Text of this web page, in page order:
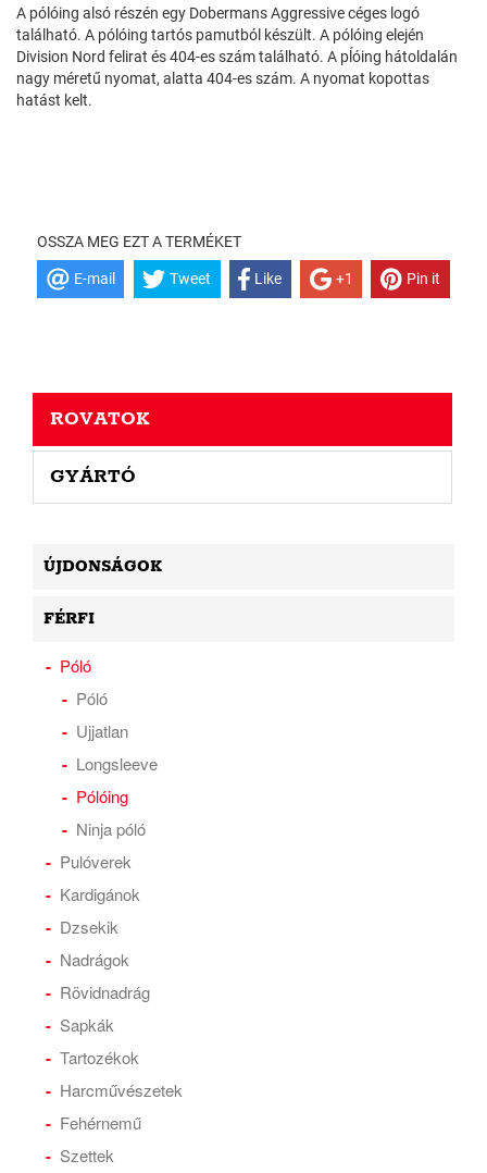
A pólóing alsó részén egy Dobermans Aggressive céges logó
található. A pólóing tartós pamutból készült. A pólóing elején
Division Nord felirat és 404-es szám található. A pĺóing hátoldalán
nagy méretű nyomat, alatta 404-es szám. A nyomat kopottas
hatást kelt.
OSSZA MEG EZT A TERMÉKET
E-mail Tweet Like +1 Pin it
ROVATOK
GYÁRTÓ
ÚJDONSÁGOK
FÉRFI
Póló
Póló
Ujjatlan
Longsleeve
Pólóing
Ninja póló
Pulóverek
Kardigánok
Dzsekik
Nadrágok
Rövidnadrág
Sapkák
Tartozékok
Harcművészetek
Fehérnemű
Szettek